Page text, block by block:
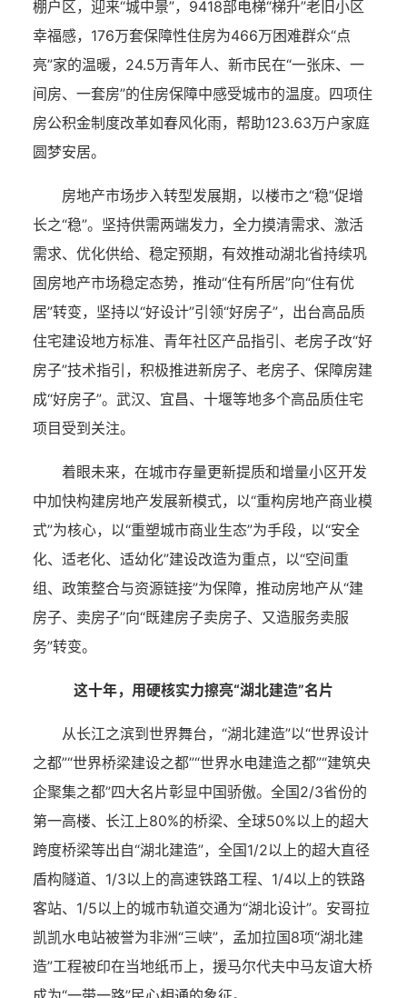
棚户区，迎来“城中景”，9418部电梯“梯升”老旧小区
幸福感，176万套保障性住房为466万困难群众“点
亮”家的温暖，24.5万青年人、新市民在“一张床、一
间房、一套房”的住房保障中感受城市的温度。四项住
房公积金制度改革如春风化雨，帮助123.63万户家庭
圆梦安居。
房地产市场步入转型发展期，以楼市之“稳”促增
长之“稳”。坚持供需两端发力，全力摸清需求、激活
需求、优化供给、稳定预期，有效推动湖北省持续巩
固房地产市场稳定态势，推动“住有所居”向“住有优
居”转变，坚持以“好设计”引领“好房子”，出台高品质
住宅建设地方标准、青年社区产品指引、老房子改“好
房子”技术指引，积极推进新房子、老房子、保障房建
成“好房子”。武汉、宜昌、十堰等地多个高品质住宅
项目受到关注。
着眼未来，在城市存量更新提质和增量小区开发
中加快构建房地产发展新模式，以“重构房地产商业模
式”为核心，以“重塑城市商业生态”为手段，以“安全
化、适老化、适幼化”建设改造为重点，以“空间重
组、政策整合与资源链接”为保障，推动房地产从“建
房子、卖房子”向“既建房子卖房子、又造服务卖服
务”转变。
这十年，用硬核实力擦亮“湖北建造”名片
从长江之滨到世界舞台，“湖北建造”以“世界设计
之都”“世界桥梁建设之都”“世界水电建造之都”“建筑央
企聚集之都”四大名片彰显中国骄傲。全国2/3省份的
第一高楼、长江上80%的桥梁、全球50%以上的超大
跨度桥梁等出自“湖北建造”，全国1/2以上的超大直径
盾构隧道、1/3以上的高速铁路工程、1/4以上的铁路
客站、1/5以上的城市轨道交通为“湖北设计”。安哥拉
凯凯水电站被誉为非洲“三峡”，孟加拉国8项“湖北建
造”工程被印在当地纸币上，援马尔代夫中马友谊大桥